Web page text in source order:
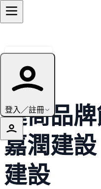
登入／註冊
建商品牌
嘉潤建設
建設